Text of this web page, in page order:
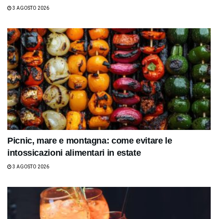
3 AGOSTO 2026
Picnic, mare e montagna: come evitare le
intossicazioni alimentari in estate
3 AGOSTO 2026